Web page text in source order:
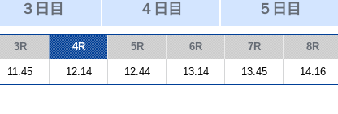
３日目 ４日目 ５日目
3R 4R 5R 6R 7R 8R
11:45 12:14 12:44 13:14 13:45 14:16